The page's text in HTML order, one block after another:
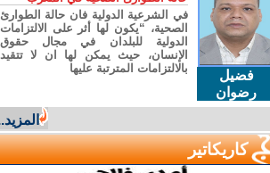
فضيل
رضوان
في الشرعية الدولية فان حالة الطوارئ
الصحية، “يكون لها أثر على الالتزامات
الدولية للبلدان في مجال حقوق
الإنسان، حيث يمكن لها ان لا تتقيد
بالالتزامات المترتبة عليها
المزيد...
كاريكاتير